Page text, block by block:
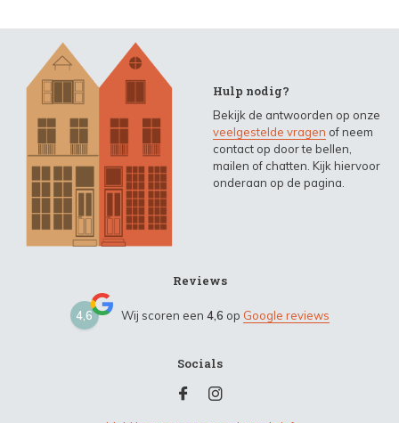
Hulp nodig?
Bekijk de antwoorden op onze
veelgestelde vragen of neem
contact op door te bellen,
mailen of chatten. Kijk hiervoor
onderaan op de pagina.
Reviews
4,6 Wij scoren een 4,6 op Google reviews
Socials